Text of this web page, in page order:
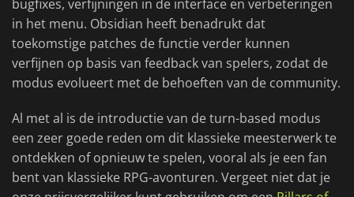
bugfixes, verfijningen in de interface en verbeteringen
in het menu. Obsidian heeft benadrukt dat
toekomstige patches de functie verder kunnen
verfijnen op basis van feedback van spelers, zodat de
modus evolueert met de behoeften van de community.
Al met al is de introductie van de turn-based modus
een zeer goede reden om dit klassieke meesterwerk te
ontdekken of opnieuw te spelen, vooral als je een fan
bent van klassieke RPG-avonturen. Vergeet niet dat je